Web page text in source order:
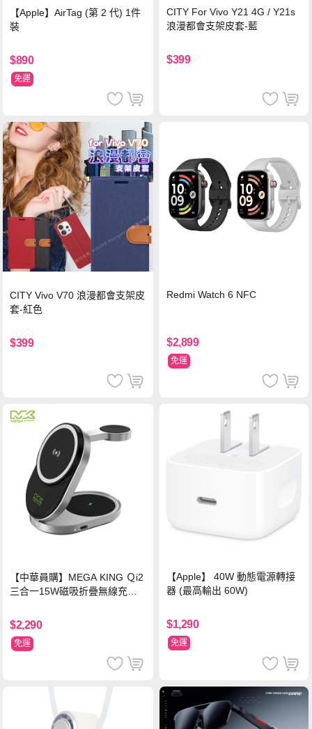
【Apple】AirTag (第 2 代) 1件
裝
$890
免運
CITY For Vivo Y21 4G / Y21s
浪漫都會支架皮套-藍
$399
CITY Vivo V70 浪漫都會支架皮
套-紅色
$399
Redmi Watch 6 NFC
$2,899
免運
【中華員購】MEGA KING Ｑi2
三合一15W磁吸折疊無線充電
$2,290
免運
【Apple】 40W 動態電源轉接
器 (最高輸出 60W)
$1,290
免運